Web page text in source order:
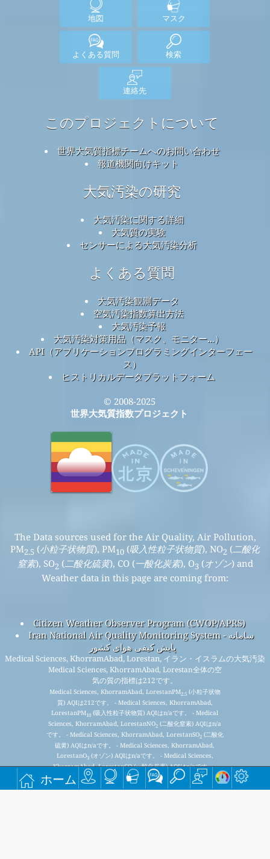
ホーム
地図 マスク
よくある質問 検索
連絡先
このプロジェクトについて
世界大気質指標チームへのお問い合わせ
報道機関向けキット
大気汚染の研究
大気汚染に関する詳細
大気質の実験
センサーによる大気汚染分析
よくある質問
大気汚染観測データ
空気汚染指数算出方法
大気汚染予報
大気汚染対策用品（マスク、モニター...）
API（アプリケーションプログラミングインターフェー
ス）
ヒストリカルデータプラットフォーム
© 2008-2025
世界大気質指数プロジェクト
The Data sources used for the Air Quality, Air Pollution,
PM2.5 (小粒子状物質), PM10 (吸入性粒子状物質), NO2 ( 二酸化
窒素), SO2 (二酸化硫黄), CO (一酸化炭素), O3 (オゾン) and
Weather data in this page are coming from:
Citizen Weather Observer Program (CWOP/APRS)
Iran National Air Quality Monitoring System - سامانه
پایش کیفی هوای کشور
Medical Sciences, KhorramAbad, Lorestan, イラン・イスラムの大気汚染
Medical Sciences, KhorramAbad, Lorestan全体の空
気の質の指標は212です。
Medical Sciences, KhorramAbad, LorestanPM2.5(小粒子状物
質) AQIは212です。 - Medical Sciences, KhorramAbad,
LorestanPM10 (吸入性粒子状物質) AQIはn/aです。 - Medical
Sciences, KhorramAbad, LorestanNO2 (二酸化窒素) AQIはn/a
です。 - Medical Sciences, KhorramAbad, LorestanSO2(二酸化
硫黄) AQIはn/aです。 - Medical Sciences, KhorramAbad,
LorestanO3(オゾン) AQIはn/aです。 - Medical Sciences,
KhorramAbad, LorestanCO (一酸化炭素) AQIはn/aです。 -